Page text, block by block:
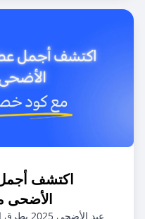
اكتشف أجمل
الأضحى مع كود خصم
عيد